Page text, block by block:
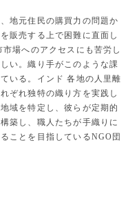
地元住民の購買力の問題か
販売する上で困難に直面し
場へのアクセスにも苦労し
い。織り手がこのような課
いる。インド 各地の人里離
ぞれ独特の織り方を実践し
域を特定し、彼らが定期的
築し、職人たちが手織りに
ことを目指しているNGO団